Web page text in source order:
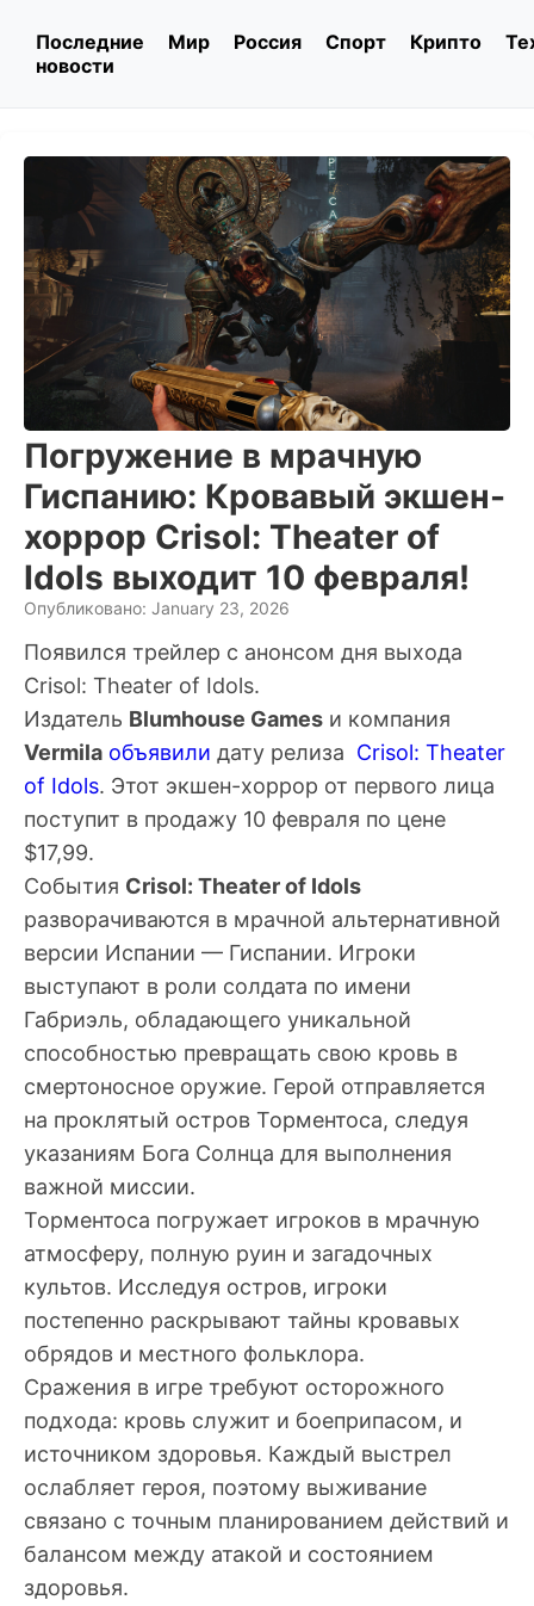
Последние
новости
Мир Россия Спорт Крипто
Погружение в мрачную
Гиспанию: Кровавый экшен-
хоррор Crisol: Theater of
Idols выходит 10 февраля!
Опубликовано: January 23, 2026
Появился трейлер с анонсом дня выхода
Crisol: Theater of Idols.
Издатель Blumhouse Games и компания
Vermila объявили дату релиза Crisol: Theater
of Idols. Этот экшен-хоррор от первого лица
поступит в продажу 10 февраля по цене
$17,99.
События Crisol: Theater of Idols
разворачиваются в мрачной альтернативной
версии Испании — Гиспании. Игроки
выступают в роли солдата по имени
Габриэль, обладающего уникальной
способностью превращать свою кровь в
смертоносное оружие. Герой отправляется
на проклятый остров Торментоса, следуя
указаниям Бога Солнца для выполнения
важной миссии.
Торментоса погружает игроков в мрачную
атмосферу, полную руин и загадочных
культов. Исследуя остров, игроки
постепенно раскрывают тайны кровавых
обрядов и местного фольклора.
Сражения в игре требуют осторожного
подхода: кровь служит и боеприпасом, и
источником здоровья. Каждый выстрел
ослабляет героя, поэтому выживание
связано с точным планированием действий и
балансом между атакой и состоянием
здоровья.